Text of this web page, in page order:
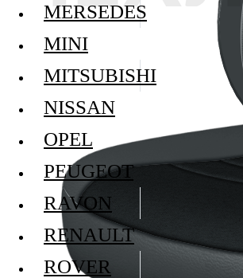
MERSEDES
MINI
MITSUBISHI
NISSAN
OPEL
PEUGEOT
RAVON
RENAULT
ROVER